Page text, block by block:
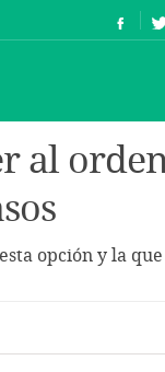
al
opción y la